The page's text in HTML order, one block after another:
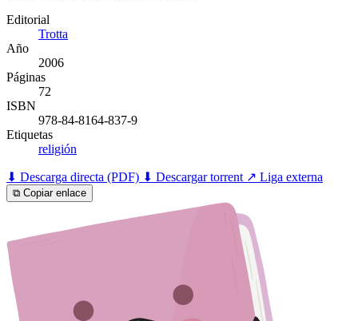
Editorial
Trotta
Año
2006
Páginas
72
ISBN
978-84-8164-837-9
Etiquetas
religión
⬇ Descarga directa (PDF) ⬇ Descargar torrent ↗ Liga externa
⧉ Copiar enlace